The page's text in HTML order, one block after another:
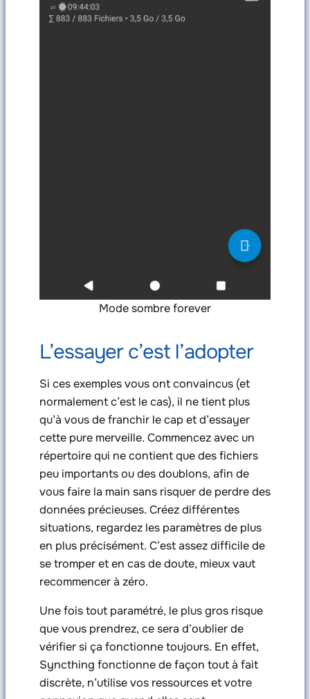
Mode sombre forever
L’essayer c’est l’adopter
Si ces exemples vous ont convaincus (et
normalement c’est le cas), il ne tient plus
qu’à vous de franchir le cap et d’essayer
cette pure merveille. Commencez avec un
répertoire qui ne contient que des fichiers
peu importants ou des doublons, afin de
vous faire la main sans risquer de perdre des
données précieuses. Créez différentes
situations, regardez les paramètres de plus
en plus précisément. C’est assez difficile de
se tromper et en cas de doute, mieux vaut
recommencer à zéro.
Une fois tout paramétré, le plus gros risque
que vous prendrez, ce sera d’oublier de
vérifier si ça fonctionne toujours. En effet,
Syncthing fonctionne de façon tout à fait
discrète, n’utilise vos ressources et votre